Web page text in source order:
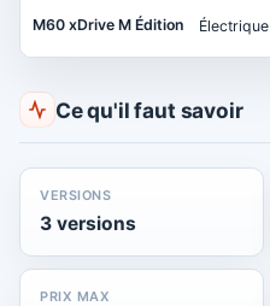
M60 xDrive M Édition Électrique
Ce qu'il faut savoir
VERSIONS
3 versions
PRIX MAX